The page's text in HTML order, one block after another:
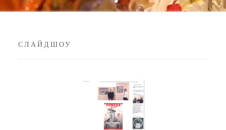
СЛАЙДШОУ